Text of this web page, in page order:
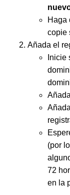
Haga
copie
Añada el
Inicie
(por
72
en la